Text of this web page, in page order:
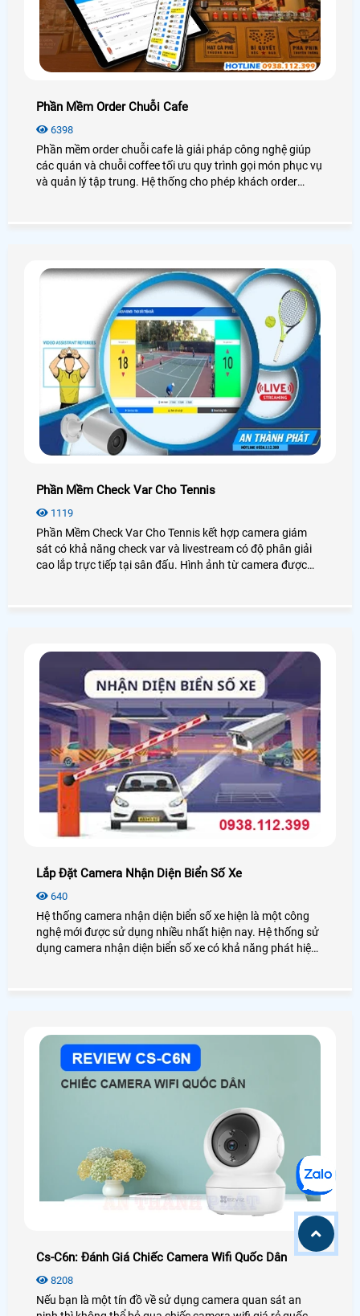
Phần Mềm Order Chuỗi Cafe
6398
Phần mềm order chuỗi cafe là giải pháp công nghệ giúp
các quán và chuỗi coffee tối ưu quy trình gọi món phục vụ
và quản lý tập trung. Hệ thống cho phép khách order
Phần Mềm Check Var Cho Tennis
1119
Phần Mềm Check Var Cho Tennis kết hợp camera giám
sát có khả năng check var và livestream có độ phân giải
cao lắp trực tiếp tại sân đấu. Hình ảnh từ camera được
Lắp Đặt Camera Nhận Diện Biển Số Xe
640
Hệ thống camera nhận diện biển số xe hiện là một công
nghệ mới được sử dụng nhiều nhất hiện nay. Hệ thống sử
dụng camera nhận diện biển số xe có khả năng phát hiện,
thông…
Cs-C6n: Đánh Giá Chiếc Camera Wifi Quốc Dân
8208
Nếu bạn là một tín đồ về sử dụng camera quan sát an